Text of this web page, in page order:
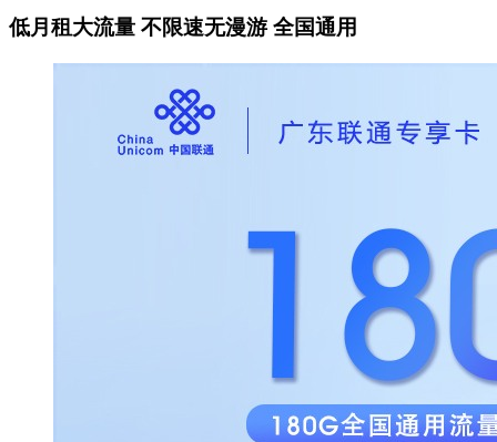
低月租大流量 不限速无漫游 全国通用